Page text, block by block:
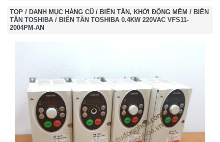
TOP / DANH MỤC HÀNG CŨ / BIẾN TẦN, KHỞI ĐỘNG MỀM / BIẾN
TẦN TOSHIBA / BIẾN TẦN TOSHIBA 0.4KW 220VAC VFS11-
2004PM-AN